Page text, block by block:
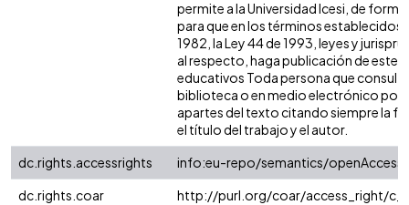
permite a la Universidad Icesi, de
para que en los términos establecidos
1982, la Ley 44 de 1993, leyes y
al respecto, haga publicación de este
educativos Toda persona que consulte
biblioteca o en medio electrónico
apartes del texto citando siempre la
el título del trabajo y el autor.
dc.rights.accessrights
info:eu-repo/semantics/openAccess
dc.rights.coar
http://purl.org/coar/access_right/